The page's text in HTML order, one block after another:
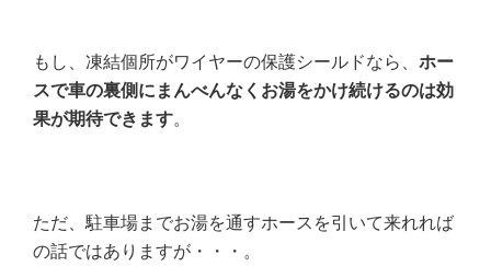
もし、凍結個所がワイヤーの保護シールドなら、 ホー
スで車の裏側にまんべんなくお湯をかけ続けるのは効
果が期待できます。
ただ、駐車場までお湯を通すホースを引いて来れれば
の話ではありますが・・・。